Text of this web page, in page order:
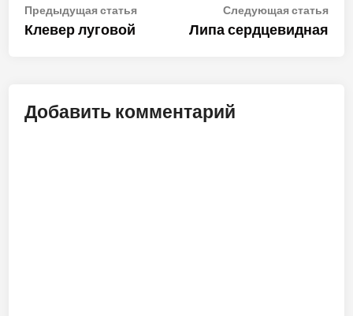
Навигация
по
Предыдущая статьяПредыдущая
Клевер луговой
Следующая статья
Липа сердцевидная
Добавить комментарий